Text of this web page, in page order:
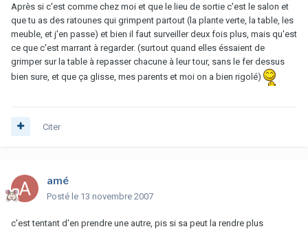
Après si c'est comme chez moi et que le lieu de sortie c'est le salon et
que tu as des ratounes qui grimpent partout (la plante verte, la table, les
meuble, et j'en passe) et bien il faut surveiller deux fois plus, mais qu'est
ce que c'est marrant à regarder. (surtout quand elles éssaient de
grimper sur la table à repasser chacune à leur tour, sans le fer dessus
bien sure, et que ça glisse, mes parents et moi on a bien rigolé)
Citer
amé
Posté le 13 novembre 2007
c'est tentant d'en prendre une autre, pis si sa peut la rendre plus